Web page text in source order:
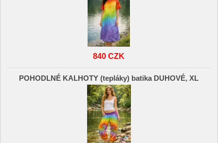
840 CZK
POHODLNÉ KALHOTY (tepláky) batika DUHOVÉ, XL